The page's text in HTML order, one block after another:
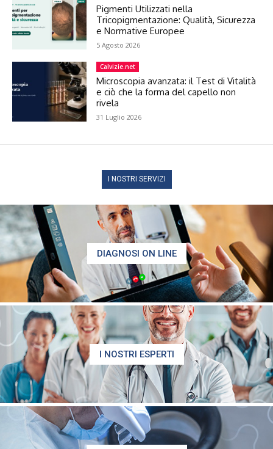
Pigmenti Utilizzati nella
Tricopigmentazione: Qualità, Sicurezza
e Normative Europee
5 Agosto 2026
Calvizie.net
Microscopia avanzata: il Test di Vitalità
e ciò che la forma del capello non
rivela
31 Luglio 2026
I NOSTRI SERVIZI
DIAGNOSI ON LINE
I NOSTRI ESPERTI